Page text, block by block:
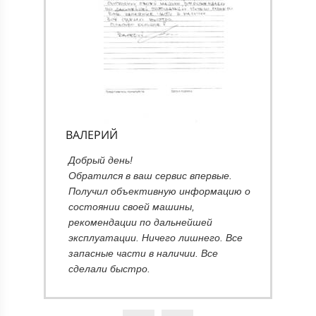
ВАЛЕРИЙ
Добрый день!
Обратился в ваш сервис впервые.
Получил объективную информацию о
состоянии своей машины,
рекомендации по дальнейшей
эксплуатации. Ничего лишнего. Все
запасные части в наличии. Все
сделали быстро.